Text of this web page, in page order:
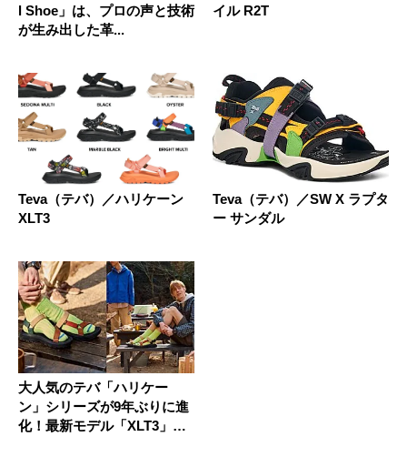
l Shoe」は、プロの声と技術
が生み出した革...
イル R2T
Teva（テバ）／ハリケーン
XLT3
Teva（テバ）／SW X ラプタ
ー サンダル
大人気のテバ「ハリケー
ン」シリーズが9年ぶりに進
化！最新モデル「XLT3」の